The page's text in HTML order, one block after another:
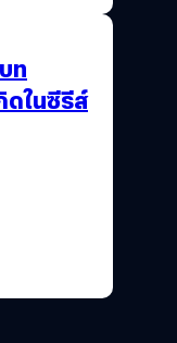
ท
ดในซีรีส์